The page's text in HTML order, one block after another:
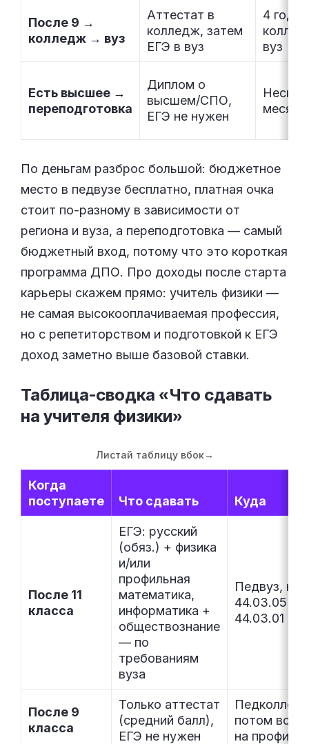
После 9 →
колледж → вуз
Аттестат в
колледж, затем
ЕГЭ в вуз
4 года
вуз
Есть высшее →
переподготовка
Диплом о
высшем/СПО,
ЕГЭ не нужен
По деньгам разброс большой: бюджетное
место в педвузе бесплатно, платная очка
стоит по-разному в зависимости от
региона и вуза, а переподготовка — самый
бюджетный вход, потому что это короткая
программа ДПО. Про доходы после старта
карьеры скажем прямо: учитель физики —
не самая высокооплачиваемая профессия,
но с репетиторством и подготовкой к ЕГЭ
доход заметно выше базовой ставки.
Таблица-сводка «Что сдавать
на учителя физики»
Листай таблицу вбок→
Когда
поступаете
Что сдавать Куда
После 11
класса
ЕГЭ: русский
(обяз.) + физика
и/или
профильная
математика,
информатика +
обществознание
— по
требованиям
вуза
Педвуз,
44.03.05
44.03.01
После 9
класса
Только аттестат
(средний балл),
ЕГЭ не нужен
потом всё
на профиль